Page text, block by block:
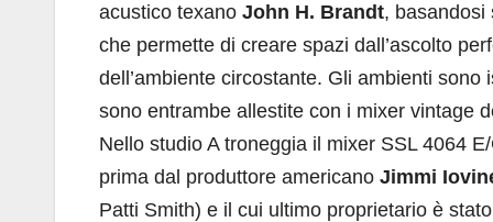
acustico texano John H. Brandt, basandosi
che permette di creare spazi dall’ascolto
dell’ambiente circostante. Gli ambienti
sono entrambe allestite con i mixer vintage
Nello studio A troneggia il mixer SSL 4064
prima dal produttore americano Jimmi
Patti Smith) e il cui ultimo proprietario è stato